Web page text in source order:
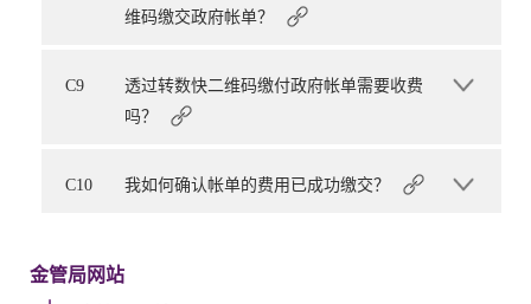
维码缴交政府帐单？
C9
透过转数快二维码缴付政府帐单需要收费
吗？
C10 我如何确认帐单的费用已成功缴交？
金管局网站